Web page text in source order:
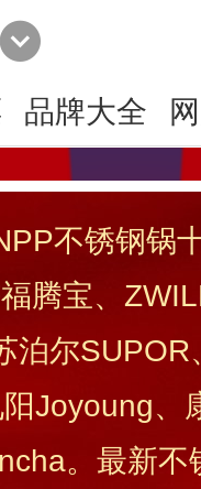
品牌大全
不锈钢锅
腾宝、
泊尔
Joyoung、
。最新不